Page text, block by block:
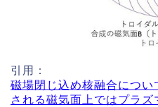
引用：
磁場閉じ込め核融合につ
される磁気面上ではプラ